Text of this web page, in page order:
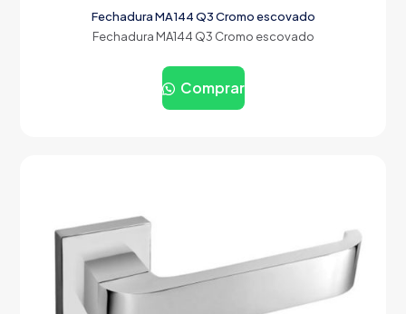
Fechadura MA144 Q3 Cromo escovado
Fechadura MA144 Q3 Cromo escovado
Comprar